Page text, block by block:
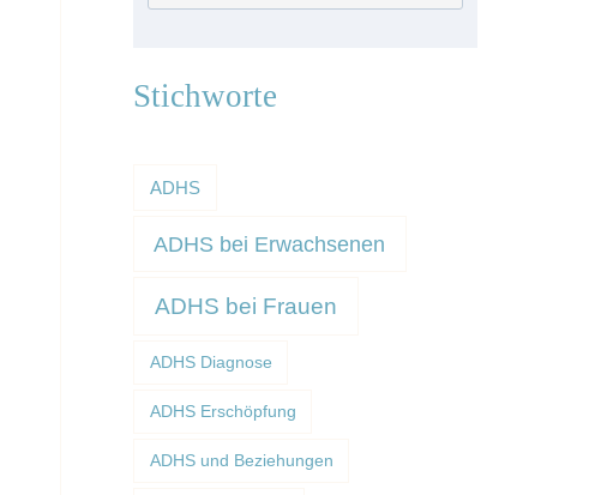
Stichworte
ADHS
ADHS bei Erwachsenen
ADHS bei Frauen
ADHS Diagnose
ADHS Erschöpfung
ADHS und Beziehungen